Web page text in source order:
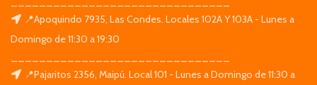
📍Apoquindo 7935, Las Condes. Locales 102A Y 103A - Lunes a
Domingo de 11:30 a 19:30
📍Pajaritos 2356, Maipú. Local 101 - Lunes a Domingo de 11:30 a